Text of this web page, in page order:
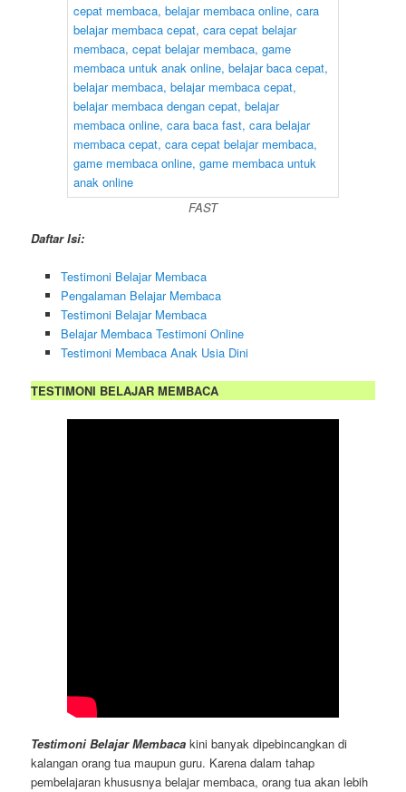
FAST
Daftar Isi:
Testimoni Belajar Membaca
Pengalaman Belajar Membaca
Testimoni Belajar Membaca
Belajar Membaca Testimoni Online
Testimoni Membaca Anak Usia Dini
TESTIMONI BELAJAR MEMBACA
Testimoni Belajar Membaca kini banyak dipebincangkan di
kalangan orang tua maupun guru. Karena dalam tahap
pembelajaran khususnya belajar membaca, orang tua akan lebih